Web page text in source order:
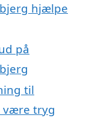
hjælpe
på
til
være tryg